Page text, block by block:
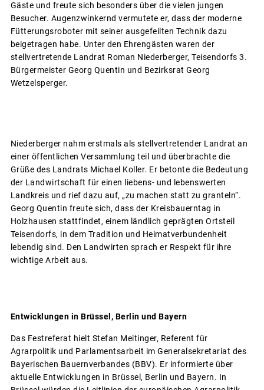
Gäste und freute sich besonders über die vielen jungen
Besucher. Augenzwinkernd vermutete er, dass der moderne
Fütterungsroboter mit seiner ausgefeilten Technik dazu
beigetragen habe. Unter den Ehrengästen waren der
stellvertretende Landrat Roman Niederberger, Teisendorfs 3.
Bürgermeister Georg Quentin und Bezirksrat Georg
Wetzelsperger.
Niederberger nahm erstmals als stellvertretender Landrat an
einer öffentlichen Versammlung teil und überbrachte die
Grüße des Landrats Michael Koller. Er betonte die Bedeutung
der Landwirtschaft für einen liebens- und lebenswerten
Landkreis und rief dazu auf, „zu machen statt zu granteln“.
Georg Quentin freute sich, dass der Kreisbauerntag in
Holzhausen stattfindet, einem ländlich geprägten Ortsteil
Teisendorfs, in dem Tradition und Heimatverbundenheit
lebendig sind. Den Landwirten sprach er Respekt für ihre
wichtige Arbeit aus.
Entwicklungen in Brüssel, Berlin und Bayern
Das Festreferat hielt Stefan Meitinger, Referent für
Agrarpolitik und Parlamentsarbeit im Generalsekretariat des
Bayerischen Bauernverbandes (BBV). Er informierte über
aktuelle Entwicklungen in Brüssel, Berlin und Bayern. In